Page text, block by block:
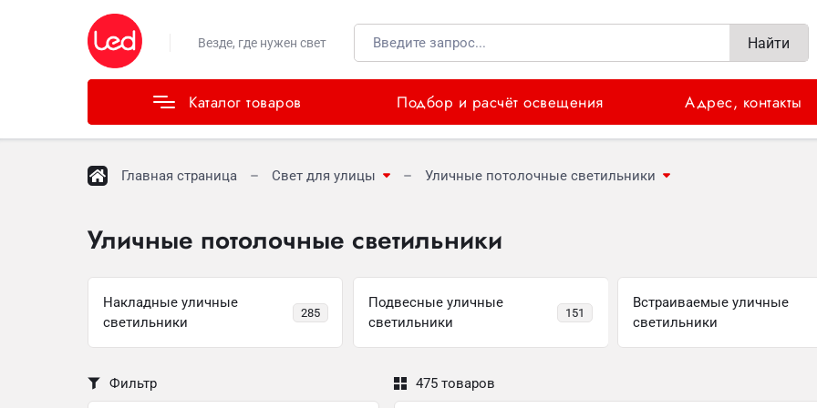
Везде, где нужен свет Найти
Каталог товаров Подбор и расчёт освещения Адрес, контакты
Каталог товаров
Главная страница Свет для улицы Уличные потолочные светильники
Уличные потолочные светильники
Накладные уличные
светильники
285
Подвесные уличные
светильники
151
Встраиваемые уличные
светильники
Фильтр 475 товаров